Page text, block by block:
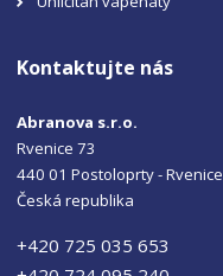
Kontaktujte nás
Abranova s.r.o.
Rvenice 73
440 01 Postoloprty - Rvenice
Česká republika
+420 725 035 653